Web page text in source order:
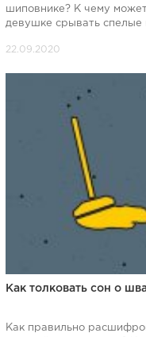
шиповнике? К чему
девушке срывать спелые
Как толковать сон о
Как правильно